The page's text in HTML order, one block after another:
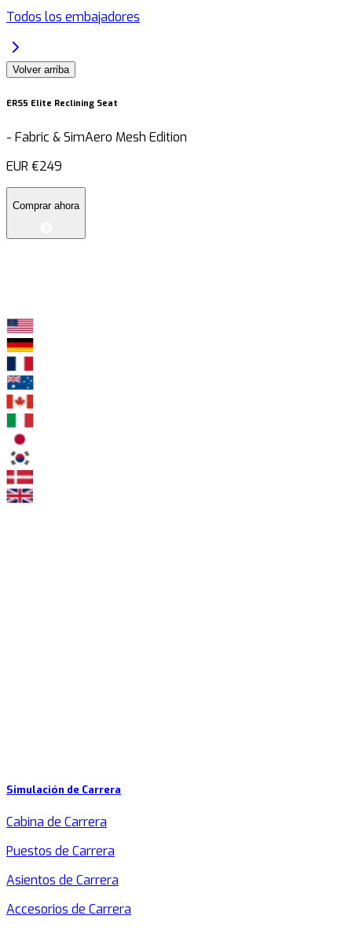
Todos los embajadores
Volver arriba
ERS5 Elite Reclining Seat
- Fabric & SimAero Mesh Edition
EUR €249
Comprar ahora
Simulación de Carrera
Cabina de Carrera
Puestos de Carrera
Asientos de Carrera
Accesorios de Carrera